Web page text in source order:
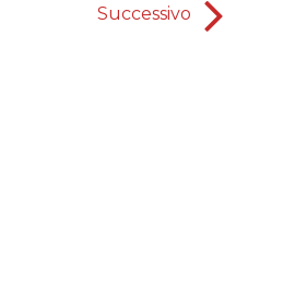
Successivo
il